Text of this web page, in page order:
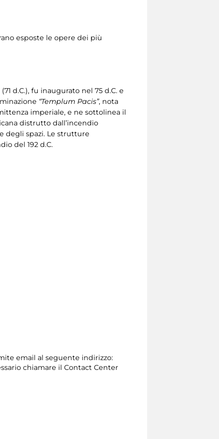
esposte le opere dei più
d.C.), fu inaugurato nel 75 d.C. e
“Templum Pacis”, nota
imperiale, e ne sottolinea il
distrutto dall’incendio
degli spazi. Le strutture
del 192 d.C.
email al seguente indirizzo:
chiamare il Contact Center